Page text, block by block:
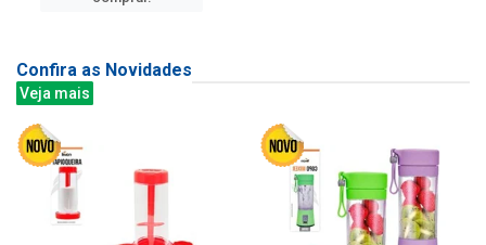
Confira as Novidades
Veja mais